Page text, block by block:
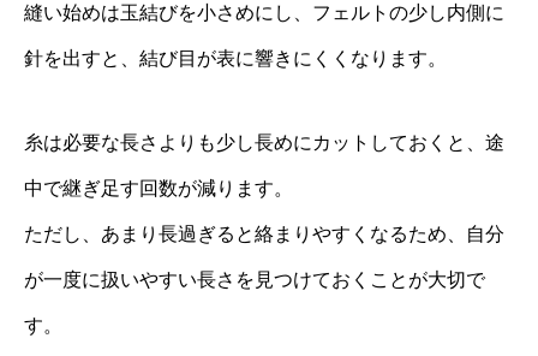
縫い始めは玉結びを小さめにし、フェルトの少し内側に
針を出すと、結び目が表に響きにくくなります。
糸は必要な長さよりも少し長めにカットしておくと、途
中で継ぎ足す回数が減ります。
ただし、あまり長過ぎると絡まりやすくなるため、自分
が一度に扱いやすい長さを見つけておくことが大切で
す。